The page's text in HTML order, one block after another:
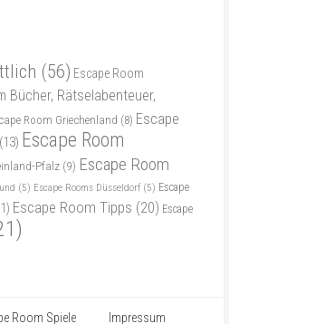
(56) Escape Room
Bücher, Rätselabenteuer,
Room Griechenland (8) Escape
(13) Escape Room
Pfalz (9) Escape Room
(5) Escape Rooms Düsseldorf (5) Escape
Escape Room Tipps (20) Escape
Room Spiele Impressum